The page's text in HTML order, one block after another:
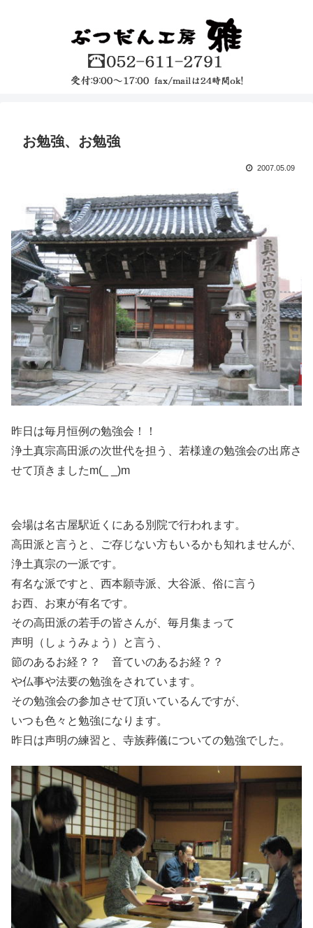
お勉強、お勉強
2007.05.09
昨日は毎月恒例の勉強会！！
浄土真宗高田派の次世代を担う、若様達の勉強会の出席さ
せて頂きましたm(_ _)m
会場は名古屋駅近くにある別院で行われます。
高田派と言うと、ご存じない方もいるかも知れませんが、
浄土真宗の一派です。
有名な派ですと、西本願寺派、大谷派、俗に言う
お西、お東が有名です。
その高田派の若手の皆さんが、毎月集まって
声明（しょうみょう）と言う、
節のあるお経？？ 音ていのあるお経？？
や仏事や法要の勉強をされています。
その勉強会の参加させて頂いているんですが、
いつも色々と勉強になります。
昨日は声明の練習と、寺族葬儀についての勉強でした。